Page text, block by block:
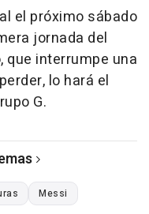
el próximo sábado
jornada del
que interrumpe una
lo hará el
G.
Messi